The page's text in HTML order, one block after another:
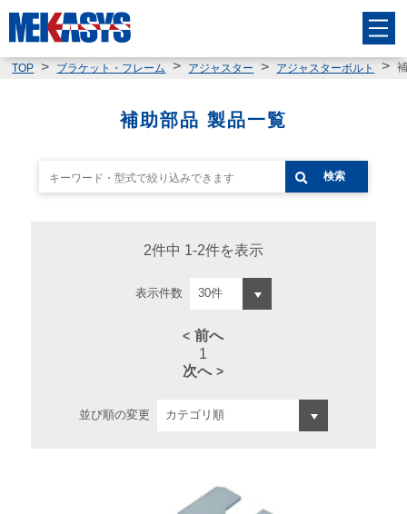
TOP ブラケット・フレーム アジャスター アジャスターボルト
補助部品 製品一覧
検索
2件中 1-2件を表示
表示件数
前へ
1
次へ
並び順の変更